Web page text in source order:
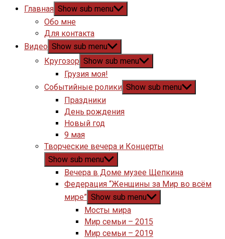
Главная Show sub menu
Обо мне
Для контакта
Видео Show sub menu
Кругозор Show sub menu
Грузия моя!
Событийные ролики Show sub menu
Праздники
День рождения
Новый год
9 мая
Творческие вечера и Концерты
Show sub menu
Вечера в Доме музее Щепкина
Федерация “Женщины за Мир во всём
мире” Show sub menu
Мосты мира
Мир семьи – 2015
Мир семьи – 2019